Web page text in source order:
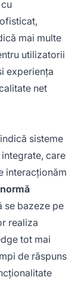
mai multe
utilizatorii
experiența
net
sisteme
care
interacționăm
se bazeze pe
realiza
tot mai
de răspuns